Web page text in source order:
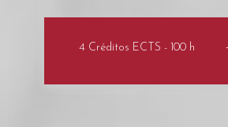
4 Créditos ECTS - 100 h